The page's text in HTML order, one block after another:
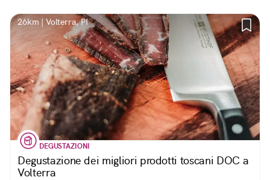
26km | Volterra, PI
DEGUSTAZIONI
Degustazione dei migliori prodotti toscani DOC a
Volterra